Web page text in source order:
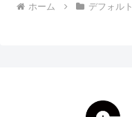
ホーム デフォルト